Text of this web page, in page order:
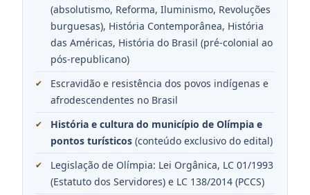
(absolutismo, Reforma, Iluminismo, Revoluções
burguesas), História Contemporânea, História
das Américas, História do Brasil (pré-colonial ao
pós-republicano)
Escravidão e resistência dos povos indígenas e
afrodescendentes no Brasil
História e cultura do município de Olímpia e
pontos turísticos (conteúdo exclusivo do edital)
Legislação de Olímpia: Lei Orgânica, LC 01/1993
(Estatuto dos Servidores) e LC 138/2014 (PCCS)